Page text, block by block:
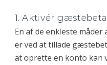
1. Aktivér
En af de enkleste
er ved at tillade
at oprette en konto